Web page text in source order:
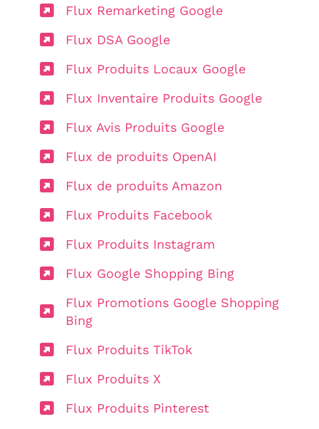
Flux Remarketing Google
Flux DSA Google
Flux Produits Locaux Google
Flux Inventaire Produits Google
Flux Avis Produits Google
Flux de produits OpenAI
Flux de produits Amazon
Flux Produits Facebook
Flux Produits Instagram
Flux Google Shopping Bing
Flux Promotions Google Shopping
Bing
Flux Produits TikTok
Flux Produits X
Flux Produits Pinterest